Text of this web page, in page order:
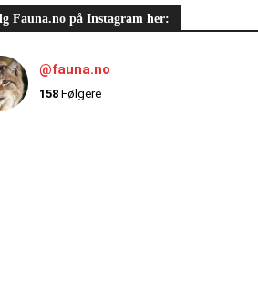
Fauna.no på Instagram her:
@fauna.no
158 Følgere